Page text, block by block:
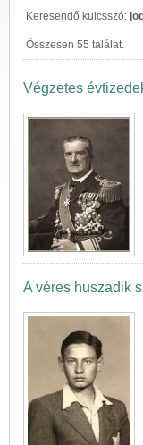
Keresendő kulcsszó:
Összesen 55 találat.
Végzetes
A véres huszadik